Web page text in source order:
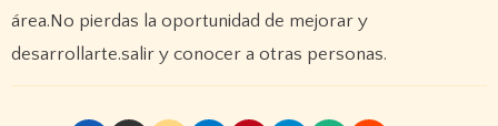
área.No pierdas la oportunidad de mejorar y
desarrollarte.salir y conocer a otras personas.